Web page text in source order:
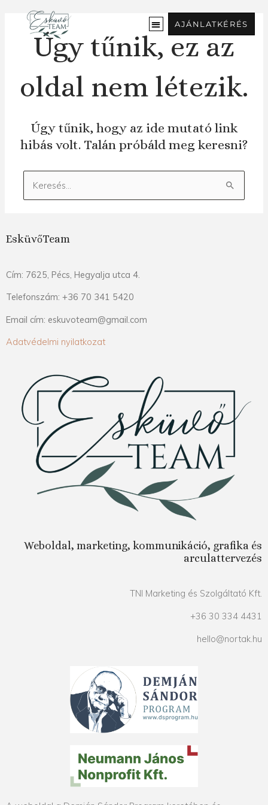
tartalomra
AJÁNLATKÉRÉS
Úgy tűnik, ez az
oldal nem létezik.
Úgy tűnik, hogy az ide mutató link
hibás volt. Talán próbáld meg keresni?
Keresés:
EsküvőTeam
Cím: 7625, Pécs, Hegyalja utca 4.
Telefonszám: +36 70 341 5420
Email cím: eskuvoteam@gmail.com
Adatvédelmi nyilatkozat
Weboldal, marketing, kommunikáció, grafika és
arculattervezés
TNI Marketing és Szolgáltató Kft.
+36 30 334 4431
hello@nortak.hu